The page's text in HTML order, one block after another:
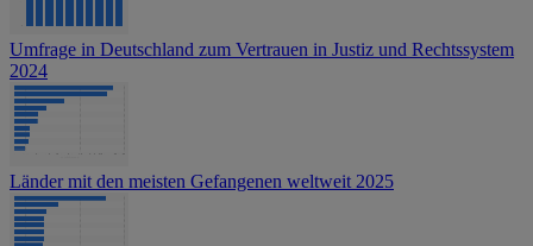
Umfrage in Deutschland zum Vertrauen in Justiz und Rechtssystem
2024
Länder mit den meisten Gefangenen weltweit 2025